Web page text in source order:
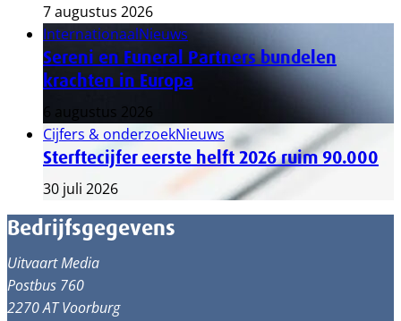
7 augustus 2026
InternationaalNieuws
Sereni en Funeral Partners bundelen
krachten in Europa
6 augustus 2026
Cijfers & onderzoekNieuws
Sterftecijfer eerste helft 2026 ruim 90.000
30 juli 2026
Bedrijfsgegevens
Uitvaart Media
Postbus 760
2270 AT Voorburg